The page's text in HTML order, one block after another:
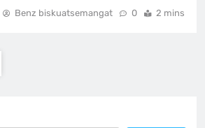
Benz biskuatsemangat 0 2 mins